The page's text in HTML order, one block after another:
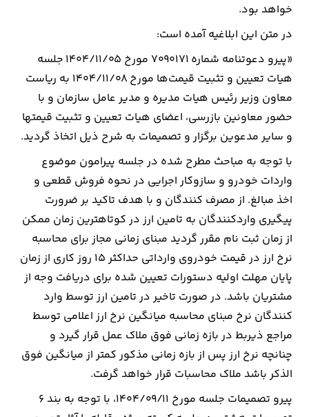
خواهد بود.
در متن این ابلاغیه آمده است:
«پیرو دعوتنامه شماره ۷۰۹۰۱۷۱ مورخ ۱۴۰۴/۱۱/۰۵ جلسه
هیات تعیین و تثبیت قیمت‌ها مورخ ۱۴۰۴/۱۱/۰۸ به ریاست
معاون وزیر رئیس هیات مدیره و مدیر عامل سازمان و با
حضور معاونین بازرسی، اعضای هیات تعیین و تثبیت قیمتها
و سایر مدعوین برگزار و تصمیمات به شرح ذیل اتخاذ گردید.
با توجه به مباحث مطرح شده در جلسه پیرامون موضوع
واردات خودرو و سازوکار اجرایی در نحوه فروش قطعی و
اخذ مبالغ. از مصرف کنندگان و با هدف تاکید بر ضرورت
پیگیری واردکنندگان به تامین ارز در کوتاهترین زمان ممکن
از زمان ثبت نام مقرر گردید مبنای زمانی مجاز برای محاسبه
نرخ ارز در قیمت خودروی وارداتی حداکثر ۱۵ روز کاری از زمان
پایان مهلت اولیه دستورات تعیین شده برای دریافت وجه از
مشتریان باشد. در صورت تاخیر در تامین ارز توسط وارد
کنندگان نرخ مبنای محاسبه میانگین نرخ ارز اعلامی توسط
مراجع ذیربط در بازه زمانی فوق ملاک عمل قرار گیرد و
چنانچه نرخ ارز پس از بازه زمانی مذکور کمتر از میانگین فوق
الذکر باشد ملاک محاسبات قرار خواهد گرفت.
پیرو تصمیمات جلسه مورخ ۱۴۰۴/۰۹/۱۱، با توجه به بند ۶